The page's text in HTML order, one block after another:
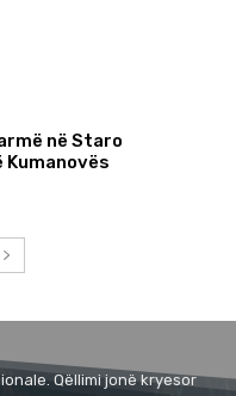
në Staro
Kumanovës
Qëllimi jonë kryesor